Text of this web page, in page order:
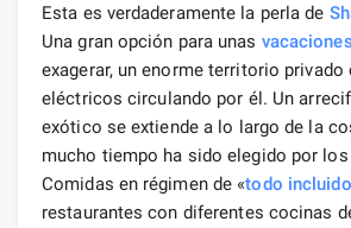
Esta es verdaderamente la perla de
Una gran opción para unas
exagerar, un enorme territorio
eléctricos circulando por él. Un
exótico se extiende a lo largo de la
mucho tiempo ha sido elegido por
Comidas en régimen de «todo incluido
restaurantes con diferentes cocinas